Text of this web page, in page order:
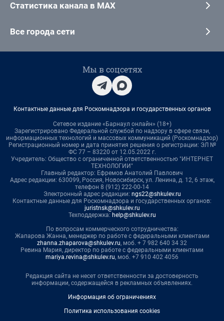
Статистика канала в MAX
Все города сети
Мы в соцсетях
Контактные данные для Роскомнадзора и государственных органов
Сетевое издание «Барнаул онлайн» (18+)
Зарегистрировано Федеральной службой по надзору в сфере связи,
информационных технологий и массовых коммуникаций (Роскомнадзор)
Регистрационный номер и дата принятия решения о регистрации: ЭЛ №
ФС 77 – 83220 от 12.05.2022 г.
Учредитель: Общество с ограниченной ответственностью "ИНТЕРНЕТ
ТЕХНОЛОГИИ"
Главный редактор: Ефремов Анатолий Павлович
Адрес редакции: 630099, Россия, Новосибирск, ул. Ленина, д. 12, 6 этаж,
телефон 8 (912) 222-00-14
Электронный адрес редакции: ngs22@shkulev.ru
Контактные данные для Роскомнадзора и государственных органов:
juristnsk@shkulev.ru
Техподдержка: help@shkulev.ru
По вопросам коммерческого сотрудничества:
Жапарова Жанна, менеджер по работе с федеральными клиентами
zhanna.zhaparova@shkulev.ru, моб. + 7 982 640 34 32
Ревина Мария, директор по работе с федеральными клиентами
mariya.revina@shkulev.ru, моб. +7 910 402 4056
Редакция сайта не несет ответственности за достоверность
информации, содержащейся в рекламных объявлениях.
Информация об ограничениях
Политика использования cookies